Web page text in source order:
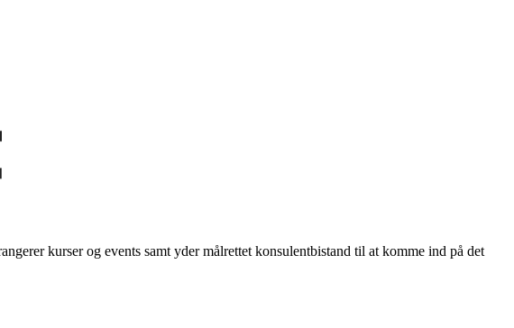
kurser og events samt yder målrettet konsulentbistand til at komme ind på det